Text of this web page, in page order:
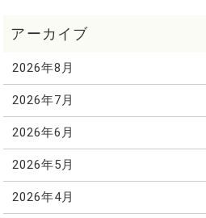
2026年8月
2026年7月
2026年6月
2026年5月
2026年4月